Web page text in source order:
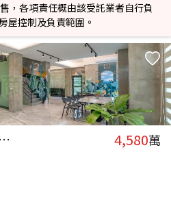
，各項責任概由該受託業者自行負
屋控制及負責範圍。
羅東鎮極稀有全新電梯大農舍 4,580萬